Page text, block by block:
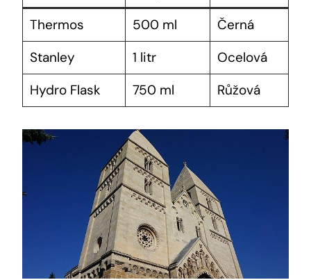
Thermos
500 ml
Černá
Stanley
1 litr
Ocelová
Hydro Flask
750 ml Růžová